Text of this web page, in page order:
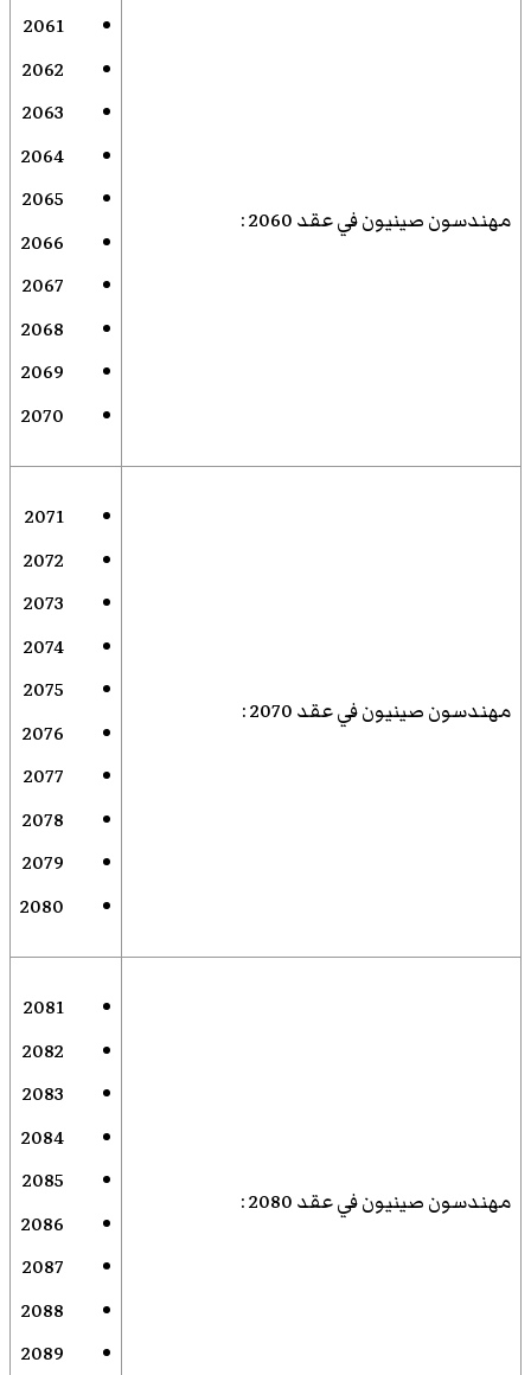
مهندسون صينيون في عقد 2060 :
2061
2062
2063
2064
2065
2066
2067
2068
2069
2070
مهندسون صينيون في عقد 2070 :
2071
2072
2073
2074
2075
2076
2077
2078
2079
2080
مهندسون صينيون في عقد 2080 :
2081
2082
2083
2084
2085
2086
2087
2088
2089